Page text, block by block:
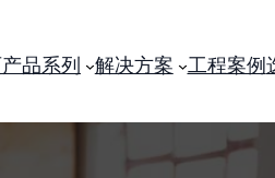
产品系列 解决方案 工程案例